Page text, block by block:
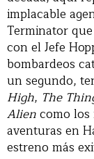
implacable
Terminator
con el Jefe
bombardeos
un segundo,
High, The
Aliencomo los
aventuras en
estreno más